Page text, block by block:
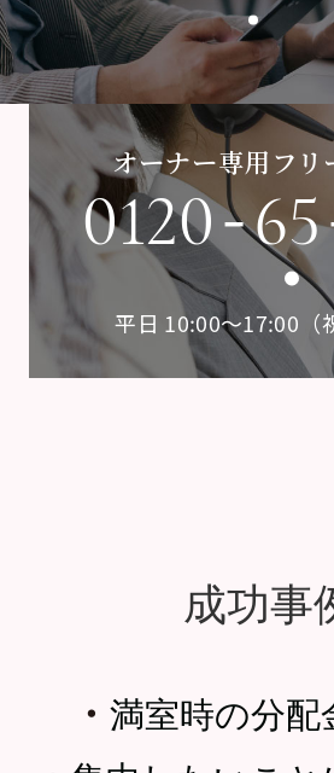
オーナー専用フリ
0120-65
平日 10:00〜17:00（
成功事
・ 満室時の分配